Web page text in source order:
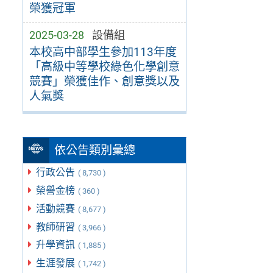
榮獲冠軍
2025-03-28 設備組
本校高中部學生參加113年度
「高級中等學校綠色化學創意
競賽」榮獲佳作、創意獎以及
人氣獎
依公告類別彙總
行政公告 ( 8,730 )
榮譽金榜 ( 360 )
活動競賽 ( 8,677 )
教師研習 ( 3,966 )
升學資訊 ( 1,885 )
生涯發展 ( 1,742 )